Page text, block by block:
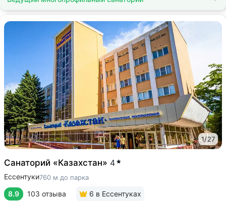
1/27
Санаторий «Казахстан» 4
Ессентуки760 м до парка
8.9 103 отзыва 6 в Ессентуках